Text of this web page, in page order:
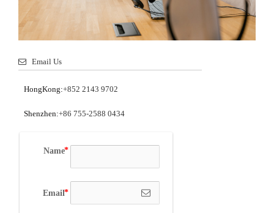
Email Us
HongKong:+852 2143 9702
Shenzhen:+86 755-2588 0434
Name
Email